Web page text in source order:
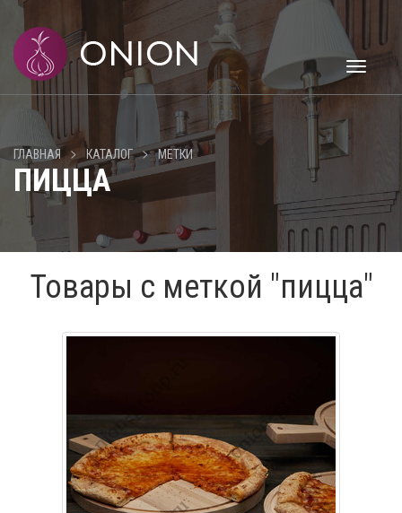
Toggle
ГЛАВНАЯ > КАТАЛОГ > МЕТКИ
ПИЦЦА
Товары с меткой "пицца"